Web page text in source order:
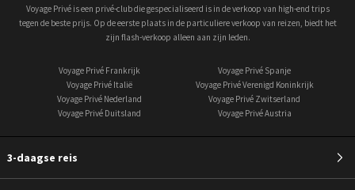
Voyage Privé is een privé-club die gespecialiseerd is in de verkoop van high-end trips
tegen de beste prijs. Op de eerste plaats in de particuliere verkoop van reizen, biedt het
zijn flash-verkoop alleen aan zijn leden.
Voyage Privé Frankrijk
Voyage Privé Spanje
Voyage Privé Italië
Voyage Privé Verenigd Koninkrijk
Voyage Privé Nederland
Voyage Privé Zwitserland
Voyage Privé Duitsland
Voyage Privé Austria
3-daagse reis